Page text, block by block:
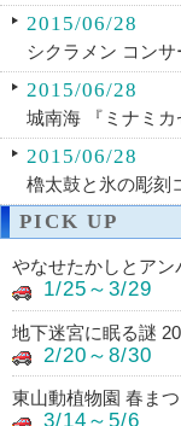
2015/06/28
シクラメン コンサ
2015/06/28
城南海 『ミナミ
2015/06/28
櫓太鼓と氷の彫刻
PICK UP
やなせたかしとアン
1/25～3/29
地下迷宮に眠る謎
2/20～8/30
東山動植物園 春まつ
3/14～5/6